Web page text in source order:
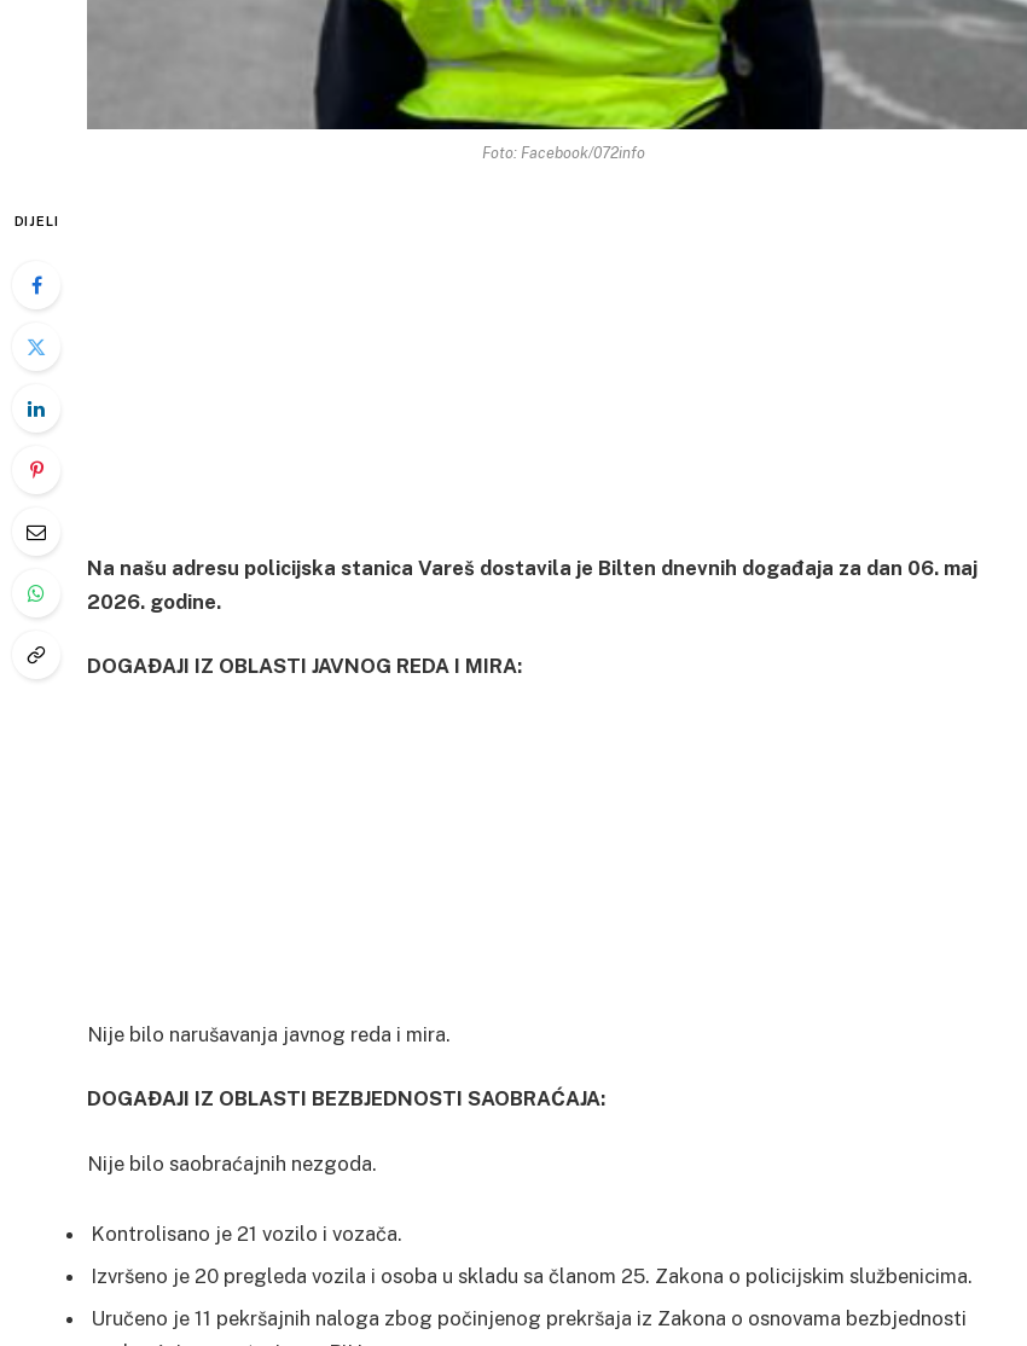
Foto: Facebook/072info
DIJELI
Na našu adresu policijska stanica Vareš dostavila je Bilten dnevnih događaja za dan 06. maj
2026. godine.
DOGAĐAJI IZ OBLASTI JAVNOG REDA I MIRA:
Nije bilo narušavanja javnog reda i mira.
DOGAĐAJI IZ OBLASTI BEZBJEDNOSTI SAOBRAĆAJA:
Nije bilo saobraćajnih nezgoda.
Kontrolisano je 21 vozilo i vozača.
Izvršeno je 20 pregleda vozila i osoba u skladu sa članom 25. Zakona o policijskim službenicima.
Uručeno je 11 pekršajnih naloga zbog počinjenog prekršaja iz Zakona o osnovama bezbjednosti